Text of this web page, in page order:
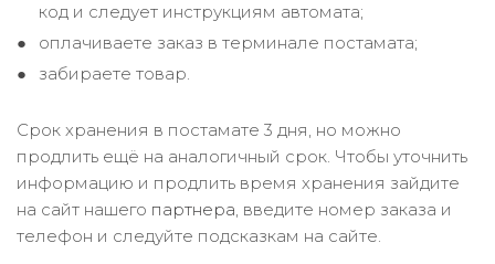
код и следует инструкциям автомата;
оплачиваете заказ в терминале постамата;
забираете товар.
Срок хранения в постамате 3 дня, но можно
продлить ещё на аналогичный срок. Чтобы уточнить
информацию и продлить время хранения зайдите
на сайт нашего партнера, введите номер заказа и
телефон и следуйте подсказкам на сайте.